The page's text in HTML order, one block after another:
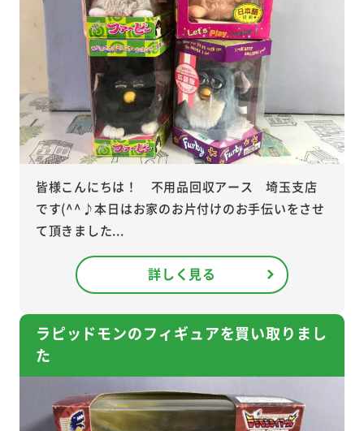
皆様こんにちは！ 不用品回収アース 埼玉支店
です(^^♪本日はお家のお片付けのお手伝いをさせ
て頂きました...
詳しく見る
ラピッドモンのフィギュアを買い取りまし
た